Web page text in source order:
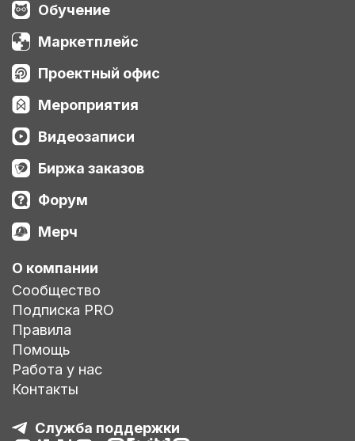
Обучение
Маркетплейс
Проектный офис
Мероприятия
Видеозаписи
Биржа заказов
Форум
Мерч
О компании
Сообщество
Подписка PRO
Правила
Помощь
Работа у нас
Контакты
Служба поддержки